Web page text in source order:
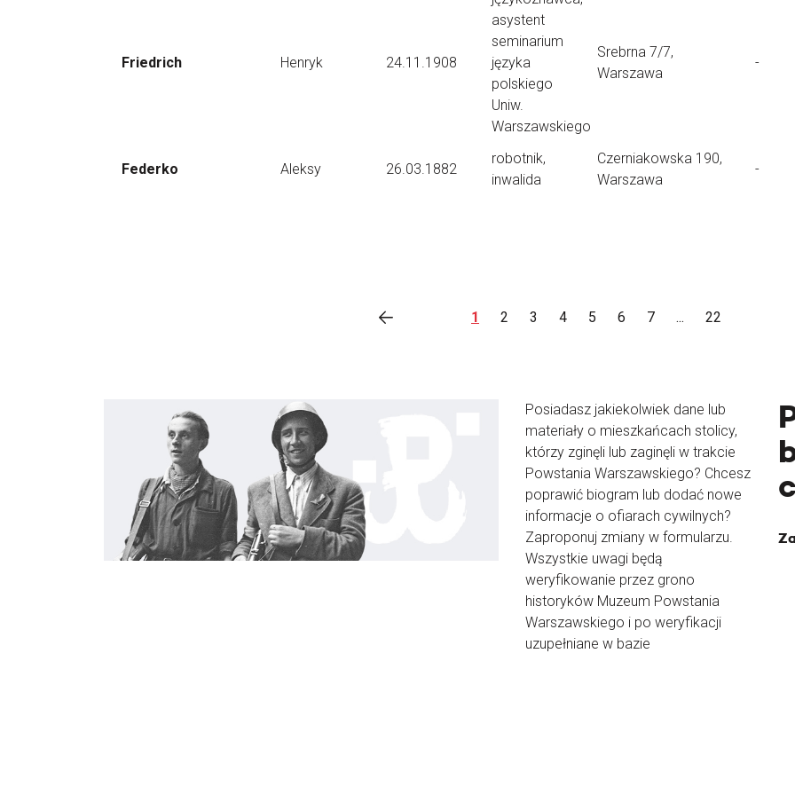
Friedrich Henryk 24.11.1908
asystent
seminarium
języka
polskiego
Uniw.
Warszawskiego
Srebrna 7/7,
Warszawa
-
Federko Aleksy 26.03.1882
robotnik,
inwalida
Czerniakowska 190,
Warszawa
-
1 2 3 4 5 6 7 ... 22
Posiadasz jakiekolwiek dane lub
materiały o mieszkańcach stolicy,
którzy zginęli lub zaginęli w trakcie
Powstania Warszawskiego? Chcesz
poprawić biogram lub dodać nowe
informacje o ofiarach cywilnych?
Zaproponuj zmiany w formularzu.
Wszystkie uwagi będą
weryfikowanie przez grono
historyków Muzeum Powstania
Warszawskiego i po weryfikacji
uzupełniane w bazie